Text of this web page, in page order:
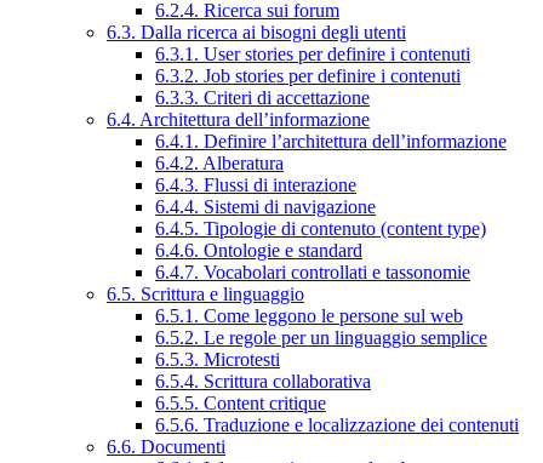
6.2.4. Ricerca sui forum
6.3. Dalla ricerca ai bisogni degli utenti
6.3.1. User stories per definire i contenuti
6.3.2. Job stories per definire i contenuti
6.3.3. Criteri di accettazione
6.4. Architettura dell’informazione
6.4.1. Definire l’architettura dell’informazione
6.4.2. Alberatura
6.4.3. Flussi di interazione
6.4.4. Sistemi di navigazione
6.4.5. Tipologie di contenuto (content type)
6.4.6. Ontologie e standard
6.4.7. Vocabolari controllati e tassonomie
6.5. Scrittura e linguaggio
6.5.1. Come leggono le persone sul web
6.5.2. Le regole per un linguaggio semplice
6.5.3. Microtesti
6.5.4. Scrittura collaborativa
6.5.5. Content critique
6.5.6. Traduzione e localizzazione dei contenuti
6.6. Documenti